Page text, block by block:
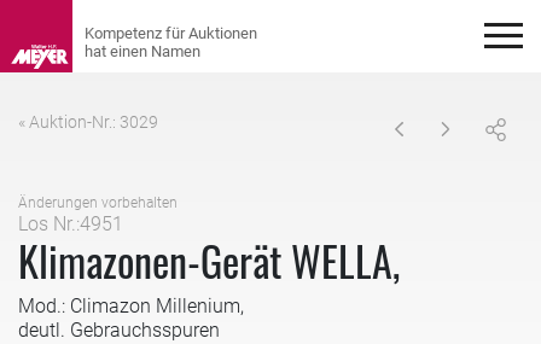
« Auktion-Nr.: 3029
Änderungen vorbehalten
Los Nr.:4951
Klimazonen-Gerät WELLA,
Mod.: Climazon Millenium,
deutl. Gebrauchsspuren